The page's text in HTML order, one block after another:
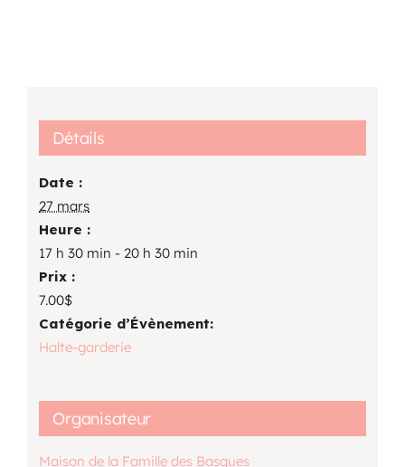
Détails
Date :
27 mars
Heure :
17 h 30 min - 20 h 30 min
Prix :
7.00$
Catégorie d’Évènement:
Halte-garderie
Organisateur
Maison de la Famille des Basques